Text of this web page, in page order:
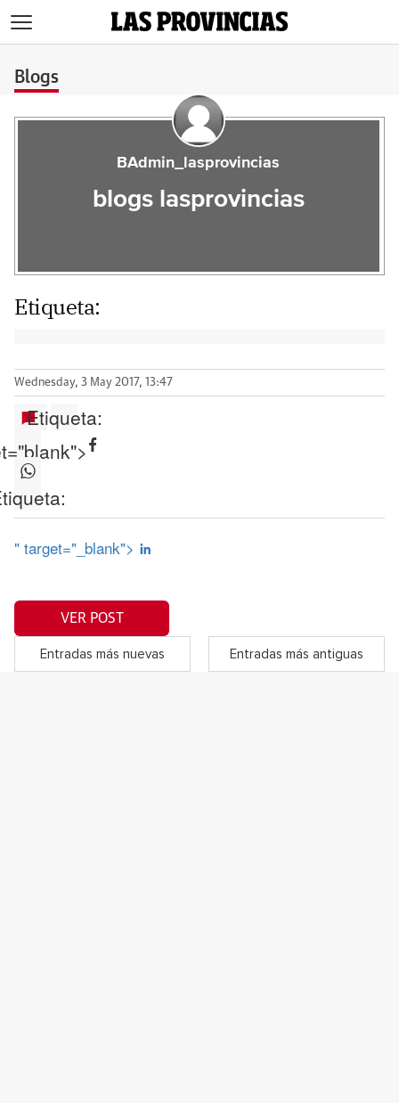
Blogs
BAdmin_lasprovincias
blogs lasprovincias
Etiqueta:
Wednesday, 3 May 2017, 13:47
Etiqueta:
" target="_blank">
VER POST
Entradas más nuevas Entradas más antiguas